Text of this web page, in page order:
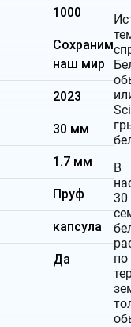
1000
Сохраним
наш мир
2023
30 мм
1.7 мм
Пруф
капсула
Да